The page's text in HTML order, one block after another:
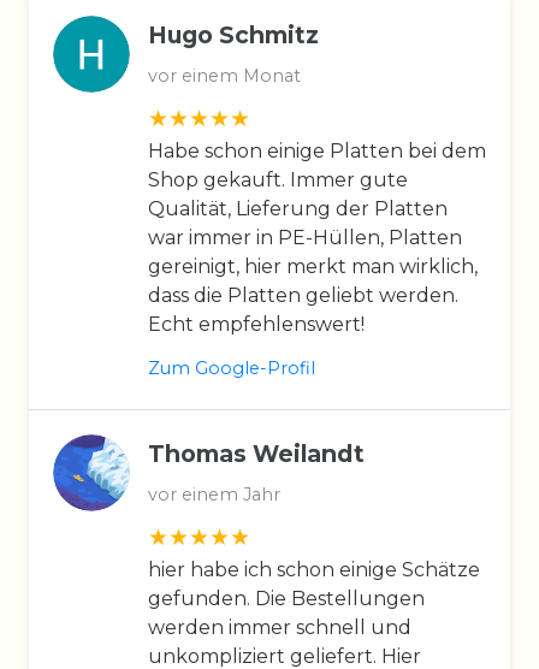
Hugo Schmitz
vor einem Monat
Habe schon einige Platten bei dem
Shop gekauft. Immer gute
Qualität, Lieferung der Platten
war immer in PE-Hüllen, Platten
gereinigt, hier merkt man wirklich,
dass die Platten geliebt werden.
Echt empfehlenswert!
Zum Google-Profil
Thomas Weilandt
vor einem Jahr
hier habe ich schon einige Schätze
gefunden. Die Bestellungen
werden immer schnell und
unkompliziert geliefert. Hier